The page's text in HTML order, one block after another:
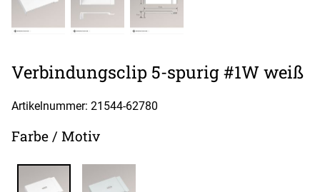
Verbindungsclip 5-spurig #1W weiß
Artikelnummer: 21544-62780
Farbe / Motiv